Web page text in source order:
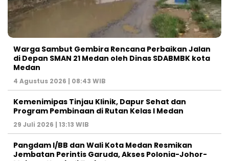
Warga Sambut Gembira Rencana Perbaikan Jalan
di Depan SMAN 21 Medan oleh Dinas SDABMBK kota
Medan
4 Agustus 2026 | 08:43 WIB
Kemenimipas Tinjau Klinik, Dapur Sehat dan
Program Pembinaan di Rutan Kelas I Medan
29 Juli 2026 | 13:13 WIB
Pangdam I/BB dan Wali Kota Medan Resmikan
Jembatan Perintis Garuda, Akses Polonia-Johor-